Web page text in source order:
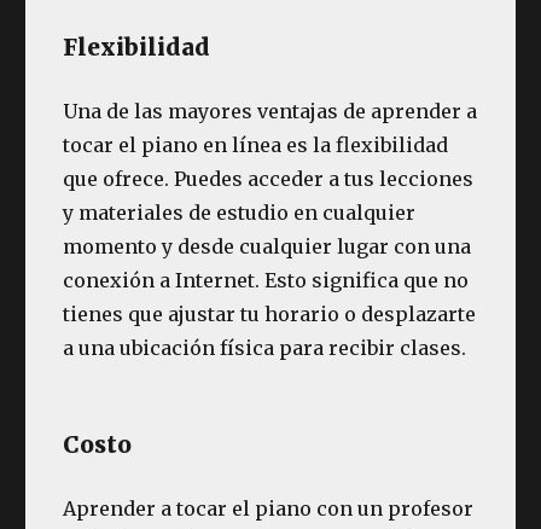
Flexibilidad
Una de las mayores ventajas de aprender a
tocar el piano en línea es la flexibilidad
que ofrece. Puedes acceder a tus lecciones
y materiales de estudio en cualquier
momento y desde cualquier lugar con una
conexión a Internet. Esto significa que no
tienes que ajustar tu horario o desplazarte
a una ubicación física para recibir clases.
Costo
Aprender a tocar el piano con un profesor